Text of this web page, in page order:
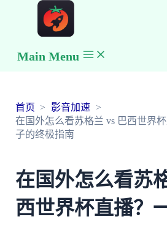
Main Menu
首页
影音加速
在国外怎么看苏格兰 vs 巴西世界
子的终极指南
在国外怎么看苏
西世界杯直播？